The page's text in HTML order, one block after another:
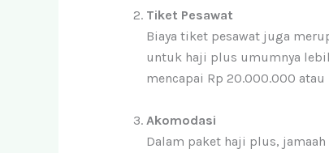
Tiket Pesawat
Biaya tiket pesawat juga
untuk haji plus umumnya
mencapai Rp 20.000.000
Akomodasi
Dalam paket haji plus,